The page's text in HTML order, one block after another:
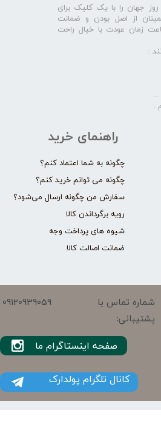
راهنمای خرید
چگونه به شما اعتماد کنم؟
چگونه می توانم خرید کنم؟
سفارش من چگونه ارسال می‌شود؟
رویه برگرداندن کالا
شیوه های پرداخت وجه
ضمانت اصالت کالا
روز جهان را با یک کلیک برای
از اصل بودن و ضمانت
کالا با 48 ساعت زمان عودت با خیال راحت
:
.​​​​​​​
شماره تماس با
پشتیبانی:
09120939059
کانال تلگرام پولدارک
صفحه اینستاگرام ما